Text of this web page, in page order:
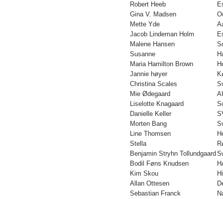
Robert Heeb
Gina V. Madsen
Mette Yde
Jacob Lindeman Holm
Malene Hansen
Susanne
Maria Hamilton Brown
Jannie høyer
Christina Scales
Mie Ødegaard
Liselotte Knagaard
Danielle Keller
Morten Bang
Line Thomsen
Stella
Benjamin Stryhn Tollundgaard
Bodil Føns Knudsen
Kim Skou
Allan Ottesen
Sebastian Franck